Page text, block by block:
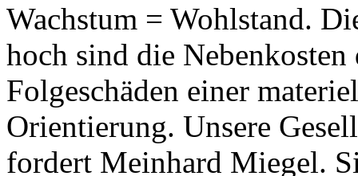
Wachstum = Wohlstand.
hoch sind die
Folgeschäden einer
Orientierung. Unsere
fordert Meinhard Miegel.